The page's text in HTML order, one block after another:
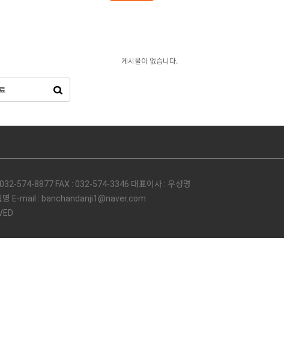
게시물이 없습니다.
574-8877 FAX : 032-574-3346 대표이사 : 우성명
명 E-mail : banchandanji1@naver.com